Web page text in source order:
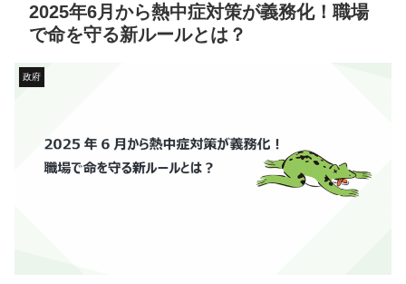
2025年6月から熱中症対策が義務化！職場
で命を守る新ルールとは？
政府